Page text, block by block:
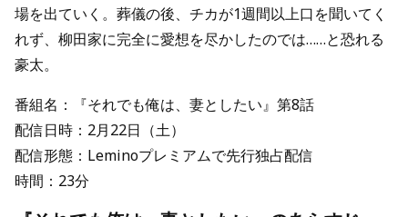
場を出ていく。葬儀の後、チカが1週間以上口を聞いてく
れず、柳田家に完全に愛想を尽かしたのでは……と恐れる
豪太。
番組名：『それでも俺は、妻としたい』第8話
配信日時：2月22日（土）
配信形態：Leminoプレミアムで先行独占配信
時間：23分